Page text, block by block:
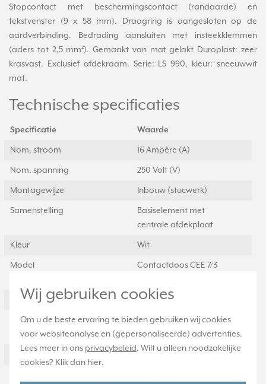
Wij gebruiken cookies
Om u de beste ervaring te bieden gebruiken wij cookies
voor websiteanalyse en (gepersonaliseerde) advertenties.
Lees meer in ons privacybeleid. Wilt u alleen noodzakelijke
cookies? Klik dan hier.
Stopcontact met beschermingscontact (randaarde) en
tekstvenster (9 x 58 mm). Draagring is aangesloten op de
aardverbinding. Bedrading aansluiten met insteekklemmen
(aders tot 2,5 mm²). Gemaakt van mat gelakt Duroplast: zeer
krasvast. Exclusief afdekraam. Serie: LS 990, kleur: sneeuwwit
mat.
Technische specificaties
Specificatie Waarde
Nom. stroom 16 Ampère (A)
Nom. spanning 250 Volt (V)
Montagewijze Inbouw (stucwerk)
Samenstelling
Basiselement met
centrale afdekplaat
Kleur Wit
Model
Contactdoos CEE 7/3
Halogeenvrij Ja
Uitvoeringsvorm
afdekking
Centraalplaat